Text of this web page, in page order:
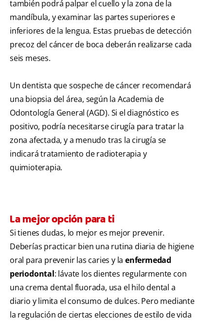
también podrá palpar el cuello y la zona de la
mandíbula, y examinar las partes superiores e
inferiores de la lengua. Estas pruebas de detección
precoz del cáncer de boca deberán realizarse cada
seis meses.
Un dentista que sospeche de cáncer recomendará
una biopsia del área, según la Academia de
Odontología General (AGD). Si el diagnóstico es
positivo, podría necesitarse cirugía para tratar la
zona afectada, y a menudo tras la cirugía se
indicará tratamiento de radioterapia y
quimioterapia.
La mejor opción para ti
Si tienes dudas, lo mejor es mejor prevenir.
Deberías practicar bien una rutina diaria de higiene
oral para prevenir las caries y laenfermedad
periodontal: lávate los dientes regularmente con
una crema dental fluorada, usa el hilo dental a
diario y limita el consumo de dulces. Pero mediante
la regulación de ciertas elecciones de estilo de vida